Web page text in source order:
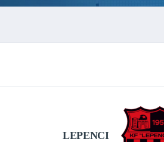
LEPENCI